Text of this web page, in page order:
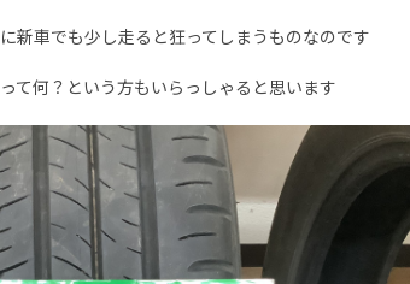
新車でも少し走ると狂ってしまうものなのです
て何？という方もいらっしゃると思います